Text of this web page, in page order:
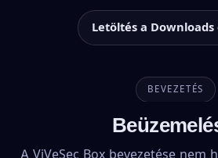
Letöltés a
BEVEZETÉS
A ViVeSec Box bevezetése nem